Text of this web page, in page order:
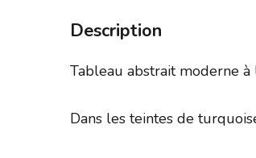
Description
Tableau abstrait moderne
Dans les teintes de